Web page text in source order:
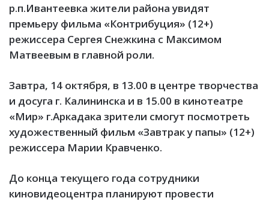
р.п.Ивантеевка жители района увидят
премьеру фильма «Контрибуция» (12+)
режиссера Сергея Снежкина с Максимом
Матвеевым в главной роли.
Завтра, 14 октября, в 13.00 в центре творчества
и досуга г. Калининска и в 15.00 в кинотеатре
«Мир» г.Аркадака зрители смогут посмотреть
художественный фильм «Завтрак у папы» (12+)
режиссера Марии Кравченко.
До конца текущего года сотрудники
киновидеоцентра планируют провести